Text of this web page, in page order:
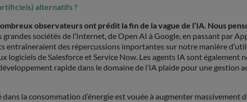
alternatifs ?
observateurs ont prédit la fin de la vague de l’IA. Nous
grandes sociétés de l’Internet, de Open AI à Google, en passant par
entraîneraient des répercussions importantes sur notre manière
logiciels de Salesforce et Service Now. Les agents IA sont
rapide dans le domaine de l’IA plaide pour une
la consommation d’énergie est vouée à augmenter